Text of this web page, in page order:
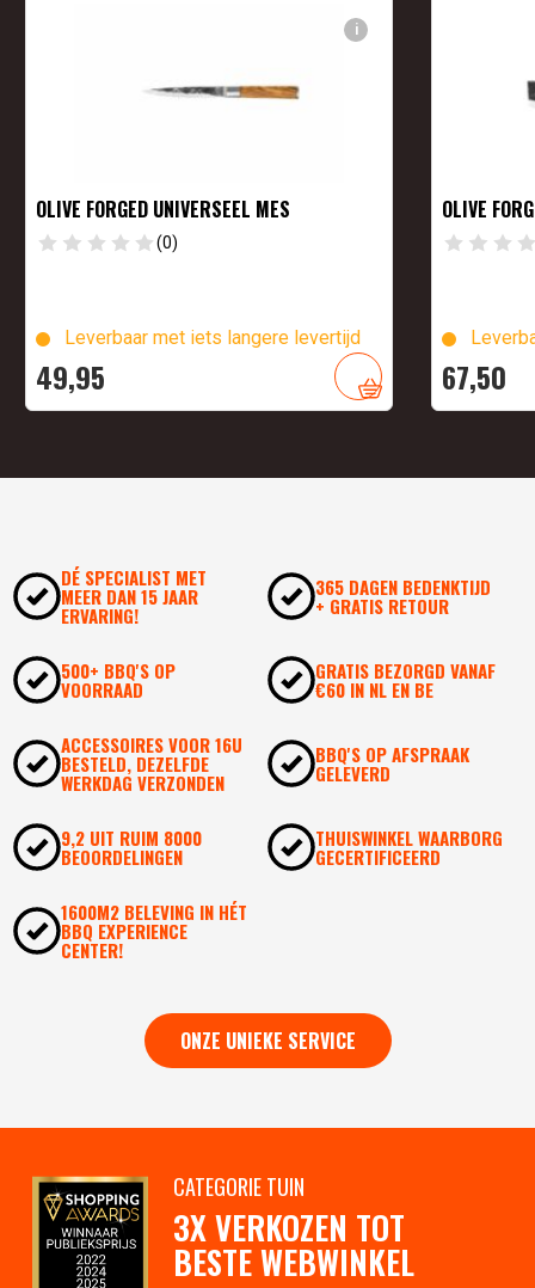
i
OLIVE FORGED UNIVERSEEL MES
(0)
Leverbaar met iets langere levertijd
49,95
OLIVE
67,50
DÉ SPECIALIST MET
MEER DAN 15 JAAR
ERVARING!
365 DAGEN BEDENKTIJD
+ GRATIS RETOUR
500+ BBQ'S OP
VOORRAAD
GRATIS BEZORGD VANAF
€60 IN NL EN BE
ACCESSOIRES VOOR 16U
BESTELD, DEZELFDE
WERKDAG VERZONDEN
BBQ'S OP AFSPRAAK
GELEVERD
9,2 UIT RUIM 8000
BEOORDELINGEN
THUISWINKEL WAARBORG
GECERTIFICEERD
1600M2 BELEVING IN HÉT
BBQ EXPERIENCE
CENTER!
ONZE UNIEKE SERVICE
CATEGORIE TUIN
3X VERKOZEN TOT
BESTE WEBWINKEL